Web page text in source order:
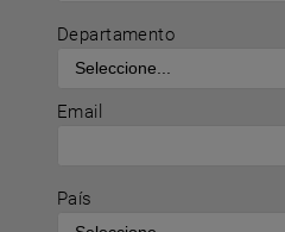
Departamento
Email
País